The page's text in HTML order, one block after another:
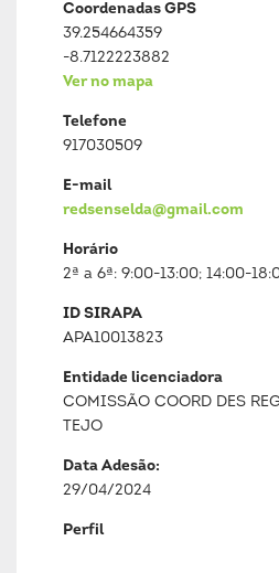
Coordenadas GPS
39.254664359
-8.7122223882
Ver no mapa
Telefone
917030509
E-mail
redsenselda@gmail.com
Horário
2ª a 6ª: 9:00-13:00; 14:00-
ID SIRAPA
APA10013823
Entidade licenciadora
COMISSÃO COORD DES
TEJO
Data Adesão:
29/04/2024
Perfil